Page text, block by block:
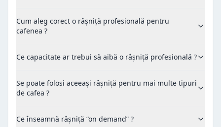
Cum aleg corect o râșniță profesională pentru
cafenea ?
Ce capacitate ar trebui să aibă o râșniță profesională ?
Se poate folosi aceeași râșniță pentru mai multe tipuri
de cafea ?
Ce înseamnă râșniță “on demand” ?